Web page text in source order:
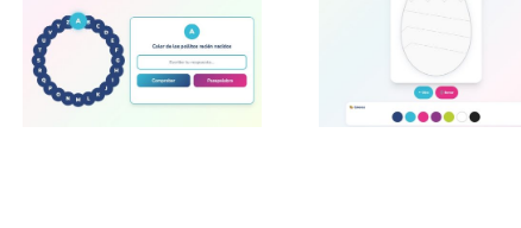
Pasapalabra de
Pascua
Decora el huevo de
Pascua